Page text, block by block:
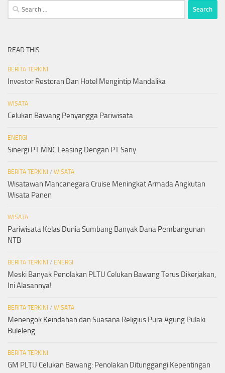
Search
for:
READ THIS
BERITA TERKINI
Investor Restoran Dan Hotel Mengintip Mandalika
WISATA
Celukan Bawang Penyangga Pariwisata
ENERGI
Sinergi PT MNC Leasing Dengan PT Sany
BERITA TERKINI / WISATA
Wisatawan Mancanegara Cruise Meningkat Armada Angkutan
Wisata Panen
WISATA
Pariwisata Kelas Dunia Sumbang Banyak Dana Pembangunan
NTB
BERITA TERKINI / ENERGI
Meski Banyak Penolakan PLTU Celukan Bawang Terus Dikerjakan,
Ini Alasannya!
BERITA TERKINI / WISATA
Menengok Keindahan dan Suasana Religius Pura Agung Pulaki
Buleleng
BERITA TERKINI
GM PLTU Celukan Bawang: Penolakan Ditunggangi Kepentingan